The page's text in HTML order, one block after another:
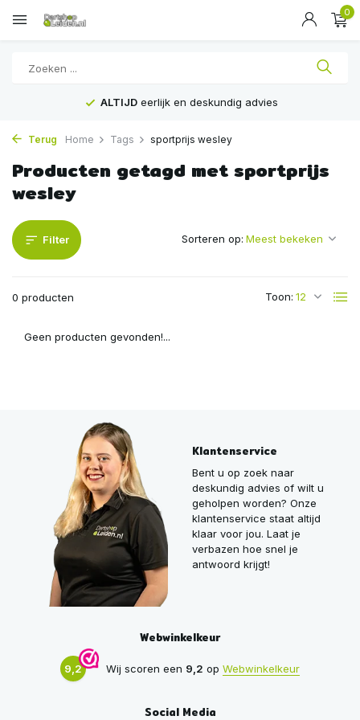
0
ALTIJD eerlijk en deskundig advies
Terug Home Tags sportprijs wesley
Producten getagd met sportprijs
wesley
Filter
0 producten Toon:
Sorteren op:
Geen producten gevonden!...
Klantenservice
Bent u op zoek naar
deskundig advies of wilt u
geholpen worden? Onze
klantenservice staat altijd
klaar voor jou. Laat je
verbazen hoe snel je
antwoord krijgt!
Webwinkelkeur
9,2 Wij scoren een 9,2 op Webwinkelkeur
Social Media